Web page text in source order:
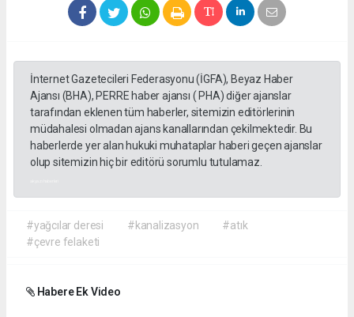
İnternet Gazetecileri Federasyonu (İGFA), Beyaz Haber
Ajansı (BHA), PERRE haber ajansı ( PHA) diğer ajanslar
tarafından eklenen tüm haberler, sitemizin editörlerinin
müdahalesi olmadan ajans kanallarından çekilmektedir. Bu
haberlerde yer alan hukuki muhataplar haberi geçen ajanslar
olup sitemizin hiç bir editörü sorumlu tutulamaz.
#yağcılar deresi #kanalizasyon
#atık
#çevre felaketi
Habere Ek Video